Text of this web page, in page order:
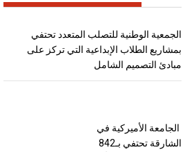
الجمعية الوطنية للتصلب المتعدد تحتفي
بمشاريع الطلاب الإبداعية التي تركز على
مبادئ التصميم الشامل
الجامعة الأميركية في
الشارقة تحتفي بـ842